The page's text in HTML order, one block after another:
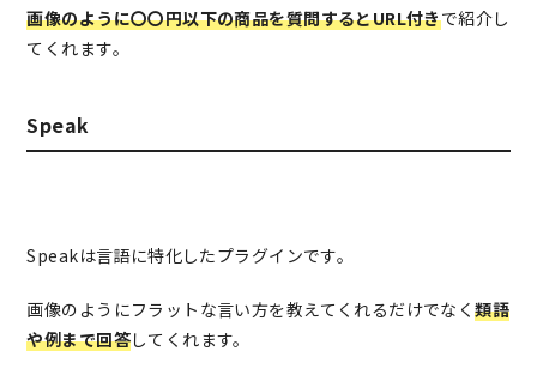
画像のように〇〇円以下の商品を質問するとURL付きで紹介し
てくれます。
Speak
Speakは言語に特化したプラグインです。
画像のようにフラットな言い方を教えてくれるだけでなく類語
や例まで回答してくれます。